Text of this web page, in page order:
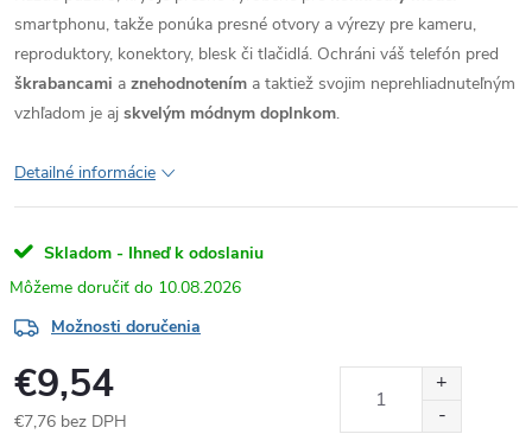
smartphonu, takže ponúka presné otvory a výrezy pre kameru,
reproduktory, konektory, blesk či tlačidlá. Ochráni váš telefón pred
škrabancami a znehodnotením a taktiež svojim neprehliadnuteľným
vzhľadom je aj skvelým módnym doplnkom.
Detailné informácie
Skladom - Ihneď k odoslaniu
10.08.2026
Možnosti doručenia
€9,54
€7,76 bez DPH